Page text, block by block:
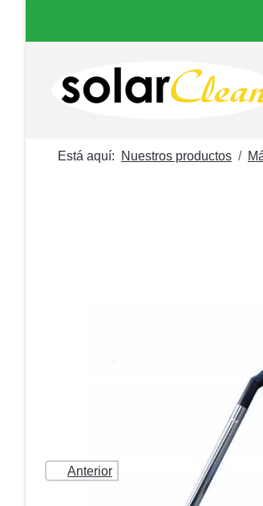
Está aquí: Nuestros productos
Anterior